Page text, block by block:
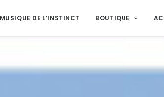
MUSIQUE DE L’INSTINCT BOUTIQUE